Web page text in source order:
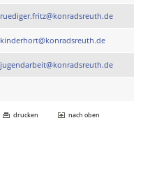
ruediger.fritz@konradsreuth.de
kinderhort@konradsreuth.de
jugendarbeit@konradsreuth.de
drucken nach oben